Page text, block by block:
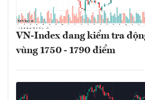
VN-Index đang kiểm tra
vùng 1750 - 1790 điểm